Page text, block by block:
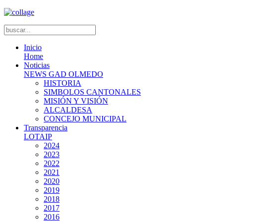
Inicio
Home
Noticias
NEWS GAD OLMEDO
HISTORIA
SIMBOLOS CANTONALES
MISIÓN Y VISIÓN
ALCALDESA
CONCEJO MUNICIPAL
Transparencia
LOTAIP
2024
2023
2022
2021
2020
2019
2018
2017
2016